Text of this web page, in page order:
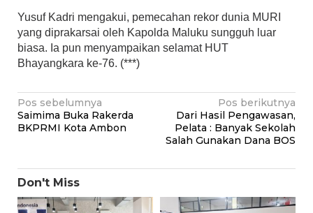
Yusuf Kadri mengakui, pemecahan rekor dunia MURI
yang diprakarsai oleh Kapolda Maluku sungguh luar
biasa. Ia pun menyampaikan selamat HUT
Bhayangkara ke-76. (***)
Navigasi
pos
Pos sebelumnya
Saimima Buka Rakerda
BKPRMI Kota Ambon
Pos berikutnya
Dari Hasil Pengawasan,
Pelata : Banyak Sekolah
Salah Gunakan Dana BOS
Don't Miss